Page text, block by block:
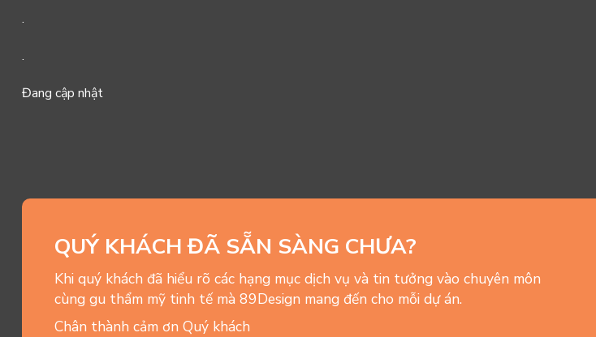
.
.
Đang cập nhật
QUÝ KHÁCH ĐÃ SẴN SÀNG CHƯA?
Khi quý khách đã hiểu rõ các hạng mục dịch vụ và tin tưởng vào chuyên môn
cùng gu thẩm mỹ tinh tế mà 89Design mang đến cho mỗi dự án.
Chân thành cảm ơn Quý khách